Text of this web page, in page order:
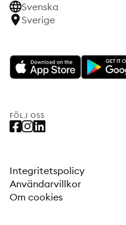
Svenska
Sverige
FÖLJ OSS
Integritetspolicy
Användarvillkor
Om cookies